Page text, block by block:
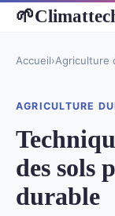
🌱
Accueil›Agriculture
AGRICULTURE
des sols
durable